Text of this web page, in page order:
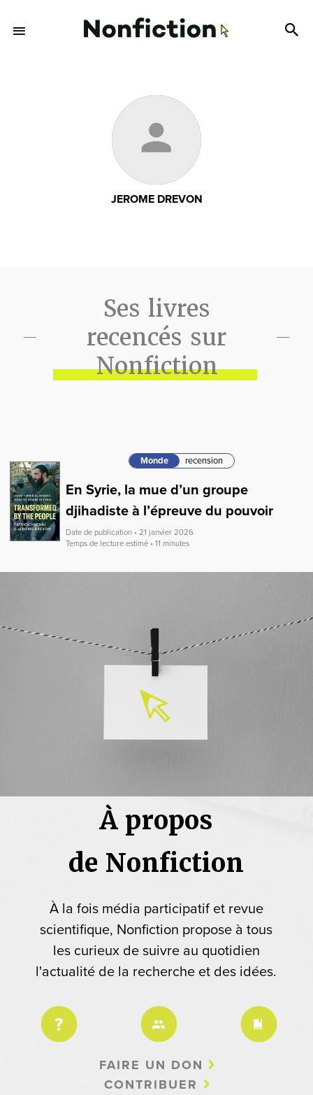
JEROME DREVON
Ses livres
recencés sur
Nonfiction
Monde recension
En Syrie, la mue d’un groupe
djihadiste à l’épreuve du pouvoir
Date de publication • 21 janvier 2026
Temps de lecture estimé • 11 minutes
À propos
de Nonfiction
À la fois média participatif et revue
scientifique, Nonfiction propose à tous
les curieux de suivre au quotidien
l'actualité de la recherche et des idées.
FAIRE UN DON
CONTRIBUER